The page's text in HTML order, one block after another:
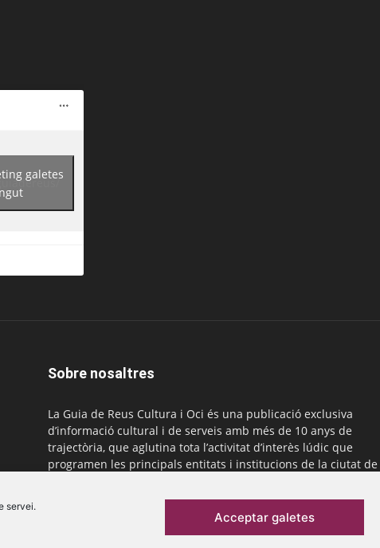
servei.
Acceptar galetes
galetes
Sobre nosaltres
La Guia de Reus Cultura i Oci és una publicació exclusiva
d’informació cultural i de serveis amb més de 10 anys de
trajectòria, que aglutina tota l’activitat d’interès lúdic que
programen les principals entitats i institucions de la ciutat de
comercial@laguiadereus.com